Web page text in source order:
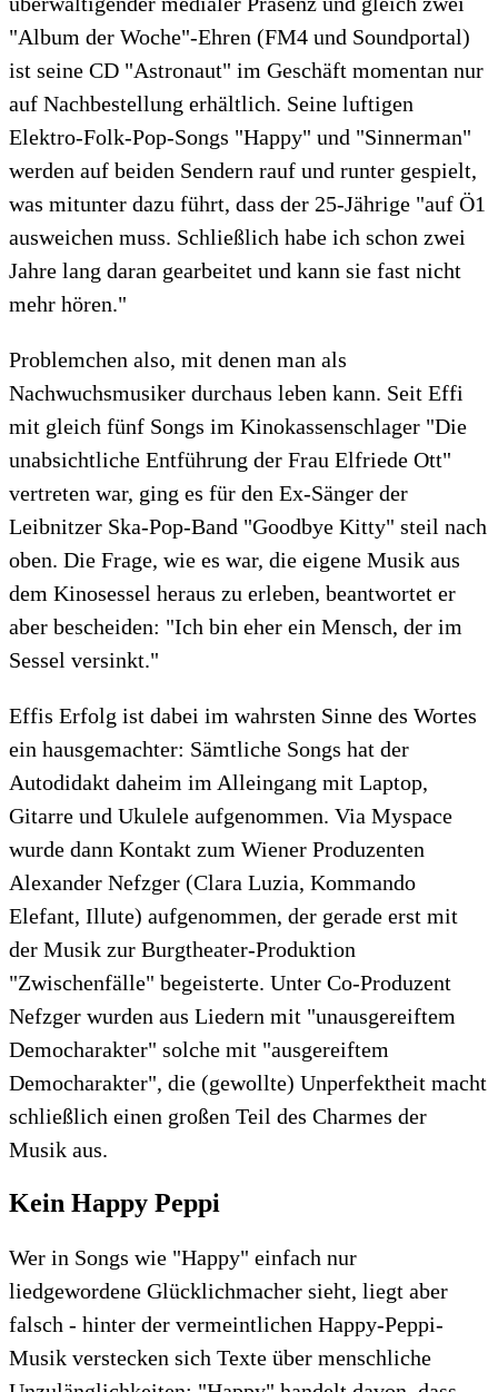
"Album der Woche"-Ehren (FM4 und Soundportal)
ist seine CD "Astronaut" im Geschäft momentan nur
auf Nachbestellung erhältlich. Seine luftigen
Elektro-Folk-Pop-Songs "Happy" und "Sinnerman"
werden auf beiden Sendern rauf und runter gespielt,
was mitunter dazu führt, dass der 25-Jährige "auf Ö1
ausweichen muss. Schließlich habe ich schon zwei
Jahre lang daran gearbeitet und kann sie fast nicht
mehr hören."
Problemchen also, mit denen man als
Nachwuchsmusiker durchaus leben kann. Seit Effi
mit gleich fünf Songs im Kinokassenschlager "Die
unabsichtliche Entführung der Frau Elfriede Ott"
vertreten war, ging es für den Ex-Sänger der
Leibnitzer Ska-Pop-Band "Goodbye Kitty" steil nach
oben. Die Frage, wie es war, die eigene Musik aus
dem Kinosessel heraus zu erleben, beantwortet er
aber bescheiden: "Ich bin eher ein Mensch, der im
Sessel versinkt."
Effis Erfolg ist dabei im wahrsten Sinne des Wortes
ein hausgemachter: Sämtliche Songs hat der
Autodidakt daheim im Alleingang mit Laptop,
Gitarre und Ukulele aufgenommen. Via Myspace
wurde dann Kontakt zum Wiener Produzenten
Alexander Nefzger (Clara Luzia, Kommando
Elefant, Illute) aufgenommen, der gerade erst mit
der Musik zur Burgtheater-Produktion
"Zwischenfälle" begeisterte. Unter Co-Produzent
Nefzger wurden aus Liedern mit "unausgereiftem
Democharakter" solche mit "ausgereiftem
Democharakter", die (gewollte) Unperfektheit macht
schließlich einen großen Teil des Charmes der
Musik aus.
Kein Happy Peppi
Wer in Songs wie "Happy" einfach nur
liedgewordene Glücklichmacher sieht, liegt aber
falsch - hinter der vermeintlichen Happy-Peppi-
Musik verstecken sich Texte über menschliche